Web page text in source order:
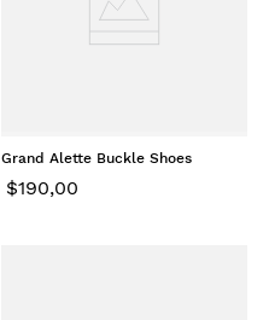
Grand Alette Buckle Shoes
$190,00